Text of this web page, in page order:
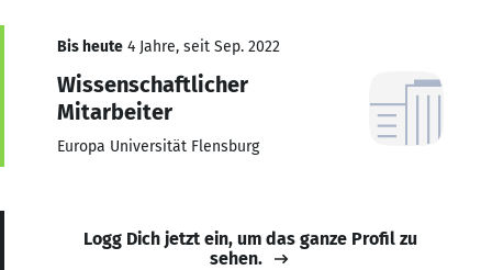
Bis heute 4 Jahre, seit Sep. 2022
Wissenschaftlicher
Mitarbeiter
Europa Universität Flensburg
Logg Dich jetzt ein, um das ganze Profil zu
sehen.